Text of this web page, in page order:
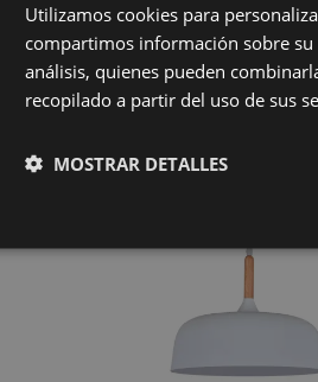
Utilizamos cookies para
compartimos información sobre
análisis, quienes pueden
recopilado a partir del uso de sus
MOSTRAR DETALLES